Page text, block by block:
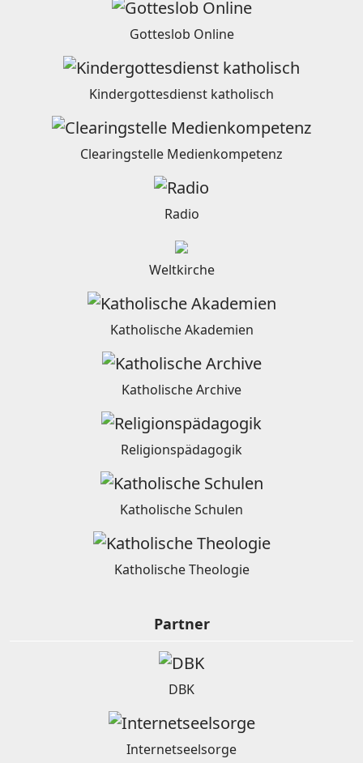
Gotteslob Online
Kindergottesdienst katholisch
Clearingstelle Medienkompetenz
Radio
Weltkirche
Katholische Akademien
Katholische Archive
Religionspädagogik
Katholische Schulen
Katholische Theologie
Partner
DBK
Internetseelsorge